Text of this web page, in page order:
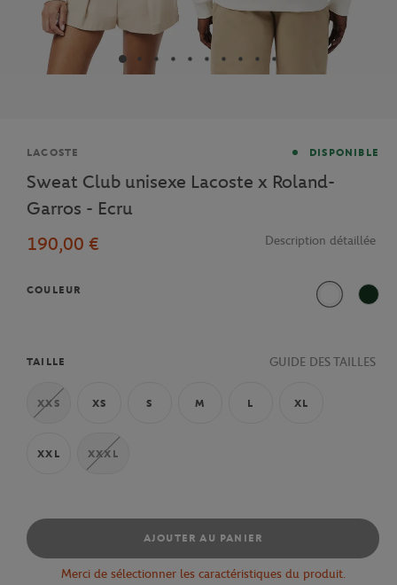
Marque
LACOSTE DISPONIBLE
Sweat Club unisexe Lacoste x Roland-
Garros - Ecru
190,00 €
Description détaillée
COULEUR
Ecru Vert
TAILLE GUIDE DES TAILLES
XXS XS S M L XL
XXL XXXL
AJOUTER AU PANIER
Merci de sélectionner les caractéristiques du produit.